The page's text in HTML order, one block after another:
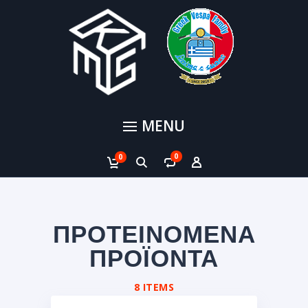
MENU
0 0
ΠΡΟΤΕΙΝΟΜΕΝΑ
ΠΡΟΪΟΝΤΑ
8 ITEMS